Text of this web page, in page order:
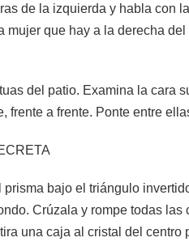
de la izquierda y habla con
mujer que hay a la derecha
del patio. Examina la cara
frente a frente. Ponte entre
prisma bajo el triángulo
Crúzala y rompe todas
una caja al cristal del